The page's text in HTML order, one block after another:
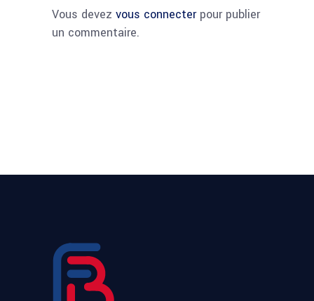
Vous devez vous connecterpour publier
un commentaire.